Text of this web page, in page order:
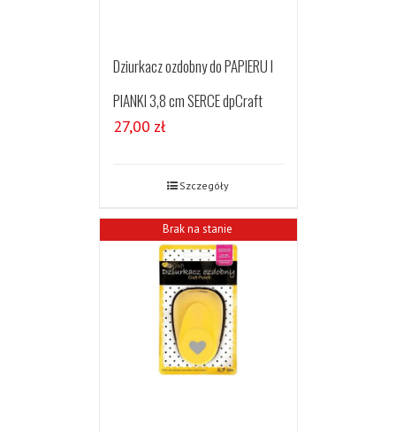
Dziurkacz ozdobny do PAPIERU I
PIANKI 3,8 cm SERCE dpCraft
27,00 zł
Szczegóły
Brak na stanie